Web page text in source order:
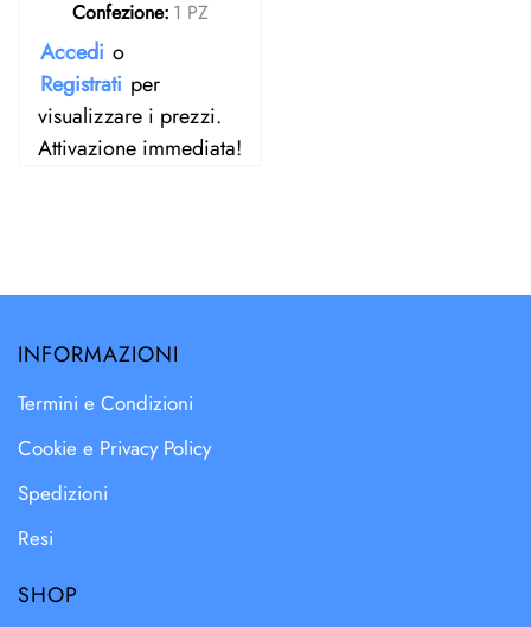
Confezione: 1 PZ
Accedi o
Registrati per
visualizzare i prezzi.
Attivazione immediata!
INFORMAZIONI
Termini e Condizioni
Cookie e Privacy Policy
Spedizioni
Resi
SHOP